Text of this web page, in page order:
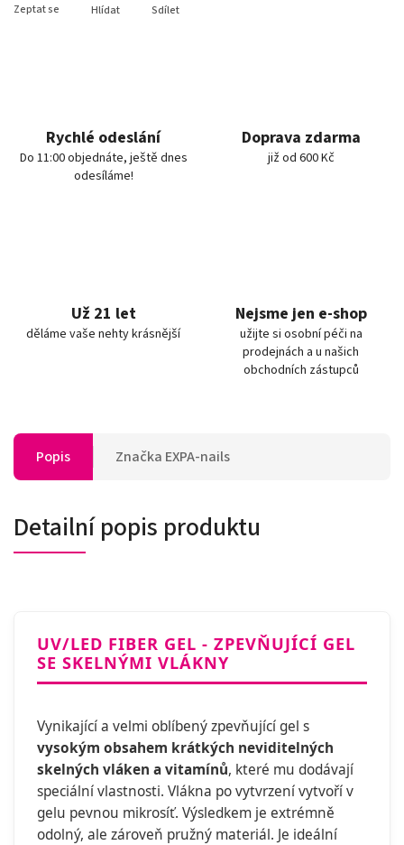
Zeptat se Hlídat Sdílet
Rychlé odeslání
Do 11:00 objednáte, ještě dnes
odesíláme!
Doprava zdarma
již od 600 Kč
Už 21 let
děláme vaše nehty krásnější
Nejsme jen e-shop
užijte si osobní péči na
prodejnách a u našich
obchodních zástupců
Popis Značka EXPA-nails
Detailní popis produktu
UV/LED FIBER GEL - ZPEVŇUJÍCÍ GEL
SE SKELNÝMI VLÁKNY
Vynikající a velmi oblíbený zpevňující gel s
vysokým obsahem krátkých neviditelných
skelných vláken a vitamínů, které mu dodávají
speciální vlastnosti. Vlákna po vytvrzení vytvoří v
gelu pevnou mikrosíť. Výsledkem je extrémně
odolný, ale zároveň pružný materiál. Je ideální